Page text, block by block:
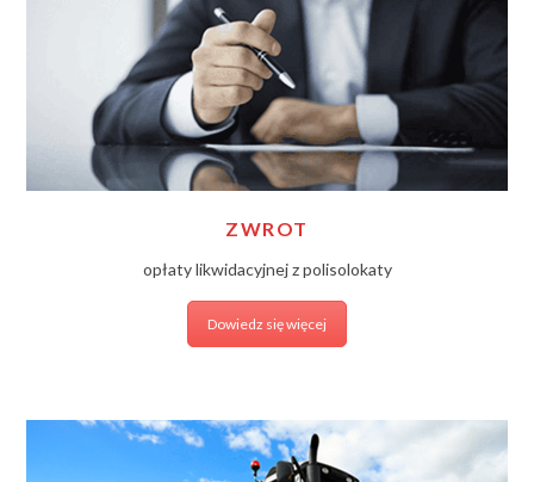
ZWROT
opłaty likwidacyjnej z polisolokaty
Dowiedz się więcej